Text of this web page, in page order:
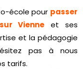
école pour passer
Vienne et ses
et la pédagogie
pas à nous
tarifs.